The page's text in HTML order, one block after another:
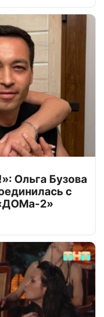
Ольга Бузова
с
2»